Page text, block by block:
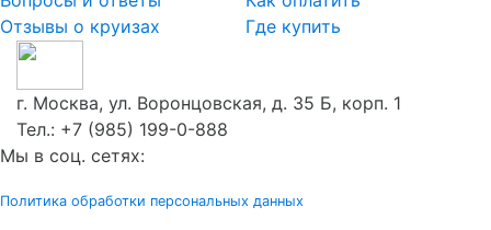
Отзывы о круизах
Где купить
г. Москва, ул. Воронцовская, д. 35 Б, корп. 1
Тел.: +7 (985) 199-0-888
Мы в соц. сетях:
Политика обработки персональных данных